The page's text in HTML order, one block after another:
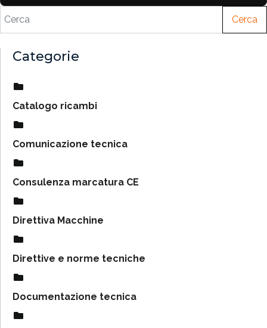
Cerca
Categorie
Catalogo ricambi
Comunicazione tecnica
Consulenza marcatura CE
Direttiva Macchine
Direttive e norme tecniche
Documentazione tecnica